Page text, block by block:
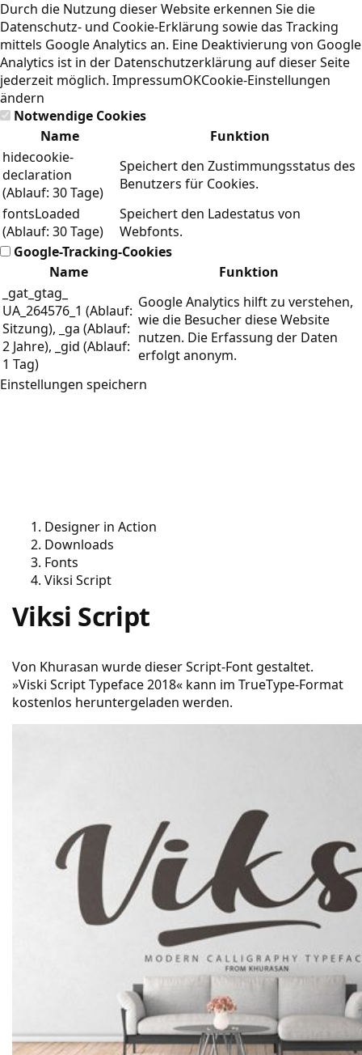
Durch die Nutzung dieser Website erkennen Sie die
Datenschutz- und Cookie-Erklärung sowie das Tracking
mittels Google Analytics an. Eine Deaktivierung von Google
Analytics ist in der Datenschutzerklärung auf dieser Seite
jederzeit möglich. ImpressumOKCookie-Einstellungen
ändern
Notwendige Cookies
Name
Funktion
hidecookie-
declaration
(Ablauf: 30 Tage)
Speichert den Zustimmungsstatus des
Benutzers für Cookies.
fontsLoaded
(Ablauf: 30 Tage)
Speichert den Ladestatus von
Webfonts.
Google-Tracking-Cookies
Name
Funktion
_gat_gtag_
UA_264576_1 (Ablauf:
Sitzung), _ga (Ablauf:
2 Jahre), _gid (Ablauf:
1 Tag)
Google Analytics hilft zu verstehen,
wie die Besucher diese Website
nutzen. Die Erfassung der Daten
erfolgt anonym.
Einstellungen speichern
Designer in Action
Downloads
Fonts
Viksi Script
Viksi Script
Von Khurasan wurde dieser Script-Font gestaltet.
»Viski Script Typeface 2018« kann im TrueType-Format
kostenlos heruntergeladen werden.